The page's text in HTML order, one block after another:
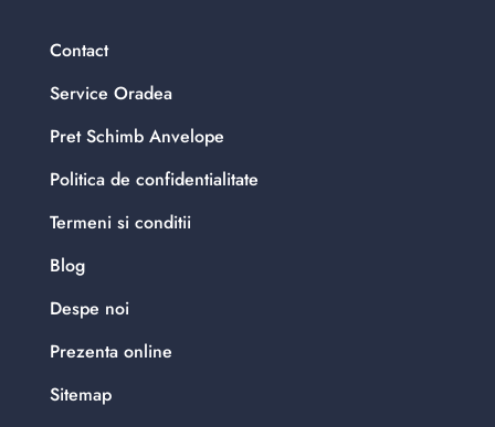
Contact
Service Oradea
Pret Schimb Anvelope
Politica de confidentialitate
Termeni si conditii
Blog
Despe noi
Prezenta online
Sitemap